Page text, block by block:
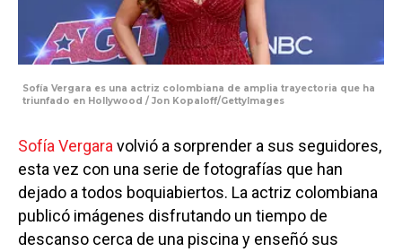
Sofía Vergara es una actriz colombiana de amplia trayectoria que ha
triunfado en Hollywood / Jon Kopaloff/GettyImages
Sofía Vergara volvió a sorprender a sus seguidores,
esta vez con una serie de fotografías que han
dejado a todos boquiabiertos. La actriz colombiana
publicó imágenes disfrutando un tiempo de
descanso cerca de una piscina y enseñó sus